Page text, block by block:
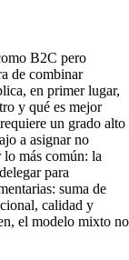
B2C pero
de combinar
en primer lugar,
y qué es mejor
un grado alto
a asignar no
lo más común: la
para
suma de
calidad y
el modelo mixto no